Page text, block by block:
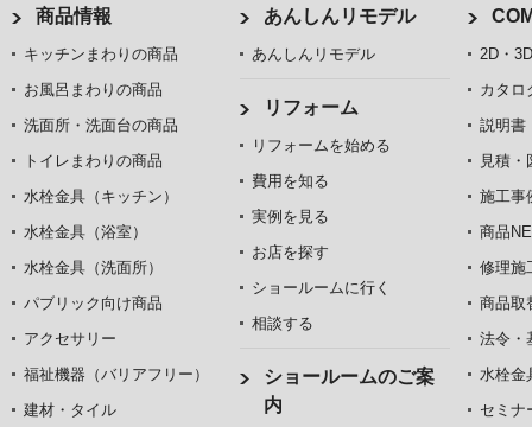
商品情報
キッチンまわりの商品
お風呂まわりの商品
洗面所・洗面台の商品
トイレまわりの商品
水栓金具（キッチン）
水栓金具（浴室）
水栓金具（洗面所）
パブリック向け商品
アクセサリー
福祉機器（バリアフリー）
建材・タイル
あんしんリモデル
あんしんリモデル
リフォーム
リフォームを始める
費用を知る
実例を見る
お店を探す
ショールームに行く
相談する
ショールームのご案
内
2D・
カタロ
説明書
見積・
施工事
商品
修理施
商品取
法令・
水栓金
セミナ